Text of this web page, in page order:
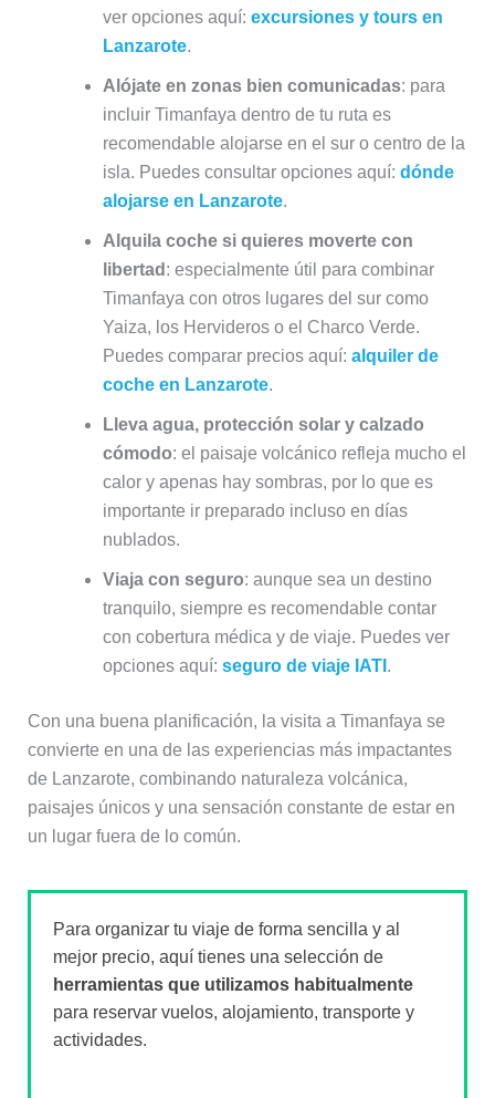
ver opciones aquí: excursiones y tours en
Lanzarote.
Alójate en zonas bien comunicadas: para
incluir Timanfaya dentro de tu ruta es
recomendable alojarse en el sur o centro de la
isla. Puedes consultar opciones aquí: dónde
alojarse en Lanzarote.
Alquila coche si quieres moverte con
libertad : especialmente útil para combinar
Timanfaya con otros lugares del sur como
Yaiza, los Hervideros o el Charco Verde.
Puedes comparar precios aquí: alquiler de
coche en Lanzarote.
Lleva agua, protección solar y calzado
cómodo: el paisaje volcánico refleja mucho el
calor y apenas hay sombras, por lo que es
importante ir preparado incluso en días
nublados.
Viaja con seguro: aunque sea un destino
tranquilo, siempre es recomendable contar
con cobertura médica y de viaje. Puedes ver
opciones aquí: seguro de viaje IATI .
Con una buena planificación, la visita a Timanfaya se
convierte en una de las experiencias más impactantes
de Lanzarote, combinando naturaleza volcánica,
paisajes únicos y una sensación constante de estar en
un lugar fuera de lo común.
Para organizar tu viaje de forma sencilla y al
mejor precio, aquí tienes una selección de
herramientas que utilizamos habitualmente
para reservar vuelos, alojamiento, transporte y
actividades.